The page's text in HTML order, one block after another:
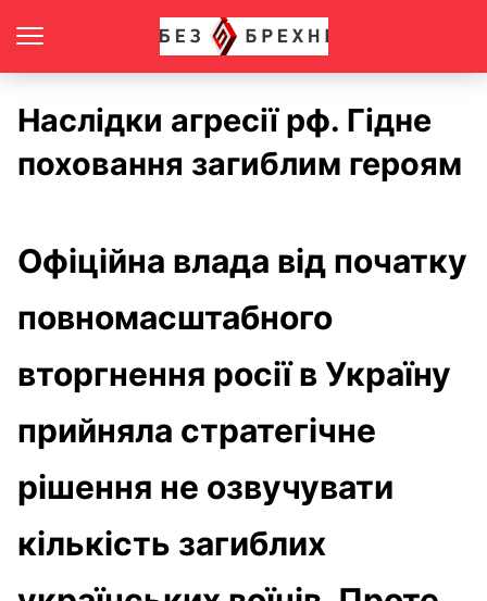
Наслідки агресії рф. Гідне
поховання загиблим героям
Офіційна влада від початку
повномасштабного
вторгнення росії в Україну
прийняла стратегічне
рішення не озвучувати
кількість загиблих